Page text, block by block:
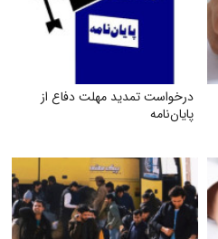
درخواست تمدید مهلت دفاع از
پایان‌نامه